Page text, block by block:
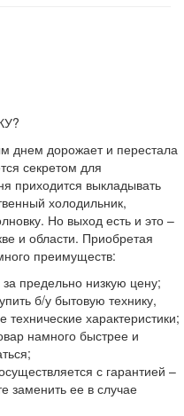
днем дорожает и перестала
секретом для
приходится выкладывать
холодильник,
Но выход есть и это –
и области. Приобретая
преимуществ:
предельно низкую цену;
б/у бытовую технику,
характеристики;
намного быстрее и
с гарантией –
заменить ее в случае